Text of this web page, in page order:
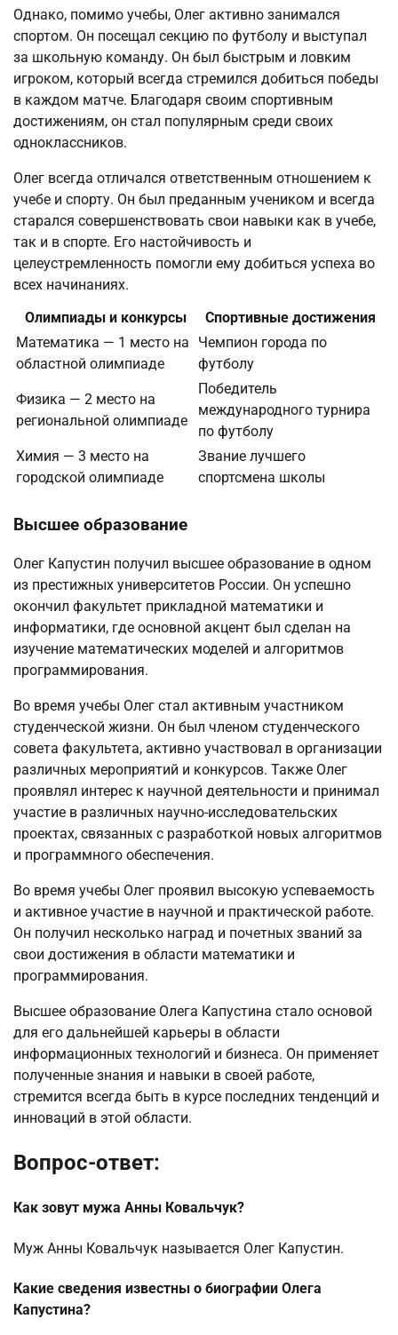
Однако, помимо учебы, Олег активно занимался
спортом. Он посещал секцию по футболу и выступал
за школьную команду. Он был быстрым и ловким
игроком, который всегда стремился добиться победы
в каждом матче. Благодаря своим спортивным
достижениям, он стал популярным среди своих
одноклассников.
Олег всегда отличался ответственным отношением к
учебе и спорту. Он был преданным учеником и всегда
старался совершенствовать свои навыки как в учебе,
так и в спорте. Его настойчивость и
целеустремленность помогли ему добиться успеха во
всех начинаниях.
Олимпиады и конкурсы
Спортивные достижения
Математика — 1 место на
областной олимпиаде
Чемпион города по
футболу
Физика — 2 место на
региональной олимпиаде
Победитель
международного турнира
по футболу
Химия — 3 место на
городской олимпиаде
Звание лучшего
спортсмена школы
Высшее образование
Олег Капустин получил высшее образование в одном
из престижных университетов России. Он успешно
окончил факультет прикладной математики и
информатики, где основной акцент был сделан на
изучение математических моделей и алгоритмов
программирования.
Во время учебы Олег стал активным участником
студенческой жизни. Он был членом студенческого
совета факультета, активно участвовал в организации
различных мероприятий и конкурсов. Также Олег
проявлял интерес к научной деятельности и принимал
участие в различных научно-исследовательских
проектах, связанных с разработкой новых алгоритмов
и программного обеспечения.
Во время учебы Олег проявил высокую успеваемость
и активное участие в научной и практической работе.
Он получил несколько наград и почетных званий за
свои достижения в области математики и
программирования.
Высшее образование Олега Капустина стало основой
для его дальнейшей карьеры в области
информационных технологий и бизнеса. Он применяет
полученные знания и навыки в своей работе,
стремится всегда быть в курсе последних тенденций и
инноваций в этой области.
Вопрос-ответ:
Как зовут мужа Анны Ковальчук?
Муж Анны Ковальчук называется Олег Капустин.
Какие сведения известны о биографии Олега
Капустина?